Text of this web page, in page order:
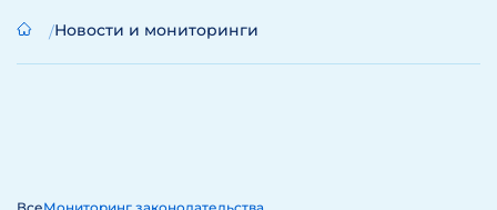
Новости и мониторинги